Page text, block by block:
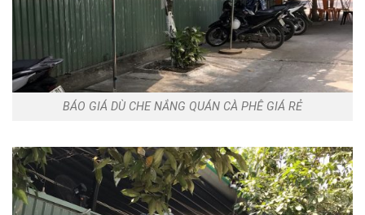
BÁO GIÁ DÙ CHE NẮNG QUÁN CÀ PHÊ GIÁ RẺ